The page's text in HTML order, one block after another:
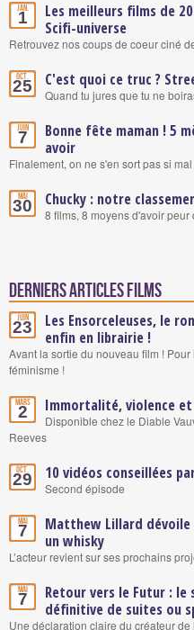
Jan.
1
Les meilleurs films de
Scifi-universe
Retrouvez nos coups de coeur ciné
Oct.
25 C'est quoi ce truc ?
Quand tu jures que tu ne
Juin
7
Bonne fête maman ! 5
avoir
Finalement, on ne s'en sort pas si
Mai
30 Chucky : notre
8 films, 8 moyens d'avoir peur
Derniers articles Films
Juin
23
Les Ensorceleuses, le
enfin en librairie !
Avant la sortie du nouveau film !
féminisme !
Mars
2 Immortalité, violence
Disponible chez le Diable
Reeves
Oct.
29 10 vidéos conseillées
Second épisode
Mai
7
Matthew Lillard
un whisky
L’acteur revient sur ses prochains
Mai
7
Retour vers le Futur :
définitive de suites ou
Une déclaration claire du créateur